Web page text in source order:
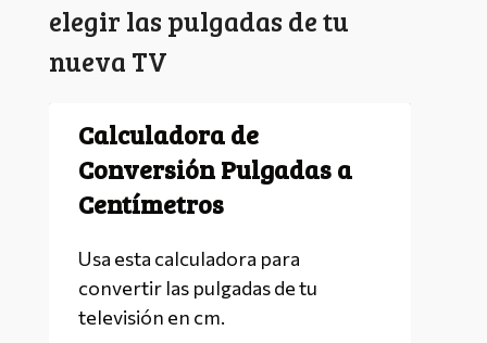
elegir las pulgadas de tu
nueva TV
Calculadora de
Conversión Pulgadas a
Centímetros
Usa esta calculadora para
convertir las pulgadas de tu
televisión en cm.